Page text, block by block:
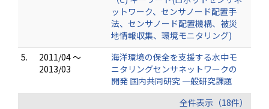
ットワーク、センサノード配置手
法、センサノード配置機構、被災
地情報収集、環境モニタリング)
5.
2011/04 ～
2013/03
海洋環境の保全を支援する水中モ
ニタリングセンサネットワークの
開発 国内共同研究 一般研究課題
全件表示（18件）